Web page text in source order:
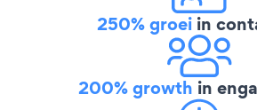
250% groei in
200% growth in